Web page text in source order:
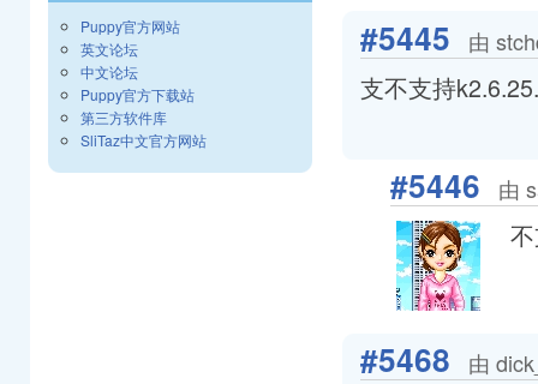
#5445 由
支不支持
#5446 由
#5468 由
Puppy官方网站
英文论坛
中文论坛
Puppy官方下载站
第三方软件库
SliTaz中文官方网站